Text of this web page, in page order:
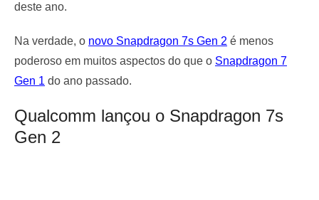
deste ano.
Na verdade, o novo Snapdragon 7s Gen 2 é menos
poderoso em muitos aspectos do que o Snapdragon 7
Gen 1 do ano passado.
Qualcomm lançou o Snapdragon 7s
Gen 2